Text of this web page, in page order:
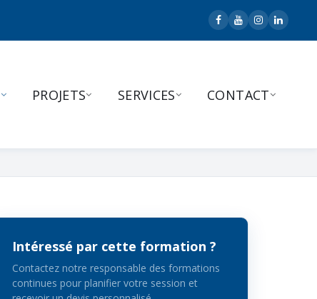
PROJETS SERVICES CONTACT
Intéressé par cette formation ?
Contactez notre responsable des formations
continues pour planifier votre session et